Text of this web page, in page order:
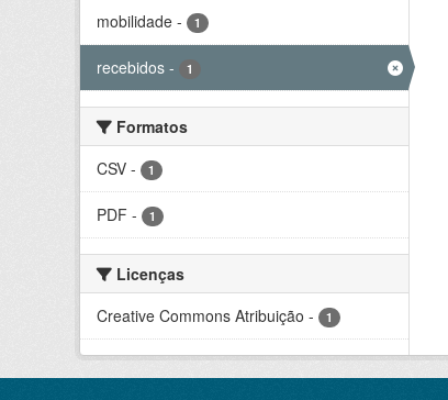
mobilidade - 1
recebidos - 1
Formatos
CSV - 1
PDF - 1
Licenças
Creative Commons Atribuição - 1